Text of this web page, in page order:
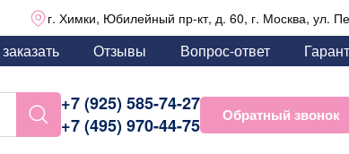
г. Химки, Юбилейный пр-кт, д. 60, г. Москва, ул.
Отзывы Вопрос-ответ
+7 (925) 585-74-27
+7 (495) 970-44-75
Обратный звонок